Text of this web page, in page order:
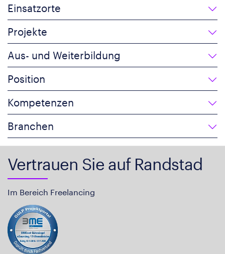
Einsatzorte
Projekte
Aus- und Weiterbildung
Position
Kompetenzen
Branchen
Vertrauen Sie auf Randstad
Im Bereich Freelancing